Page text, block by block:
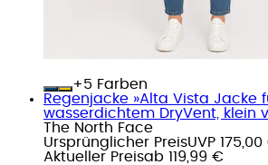
+
Farben
Regenjacke »Alta Vista Jacke
wasserdichtem DryVent, klein
The North Face
Ursprünglicher PreisUVP
Aktueller Preisab 119,99 €